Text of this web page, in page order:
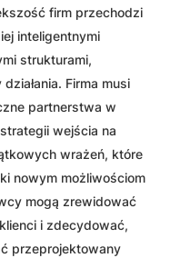
firm przechodzi
inteligentnymi
strukturami,
Firma musi
partnerstwa w
wejścia na
wrażeń, które
nowym możliwościom
mogą zrewidować
i zdecydować,
przeprojektowany